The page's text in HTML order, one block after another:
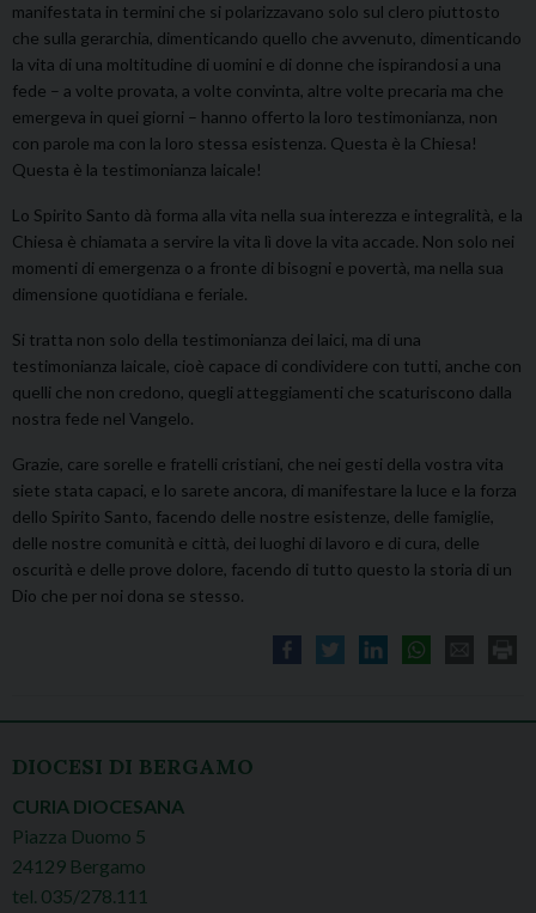
manifestata in termini che si polarizzavano solo sul clero piuttosto
che sulla gerarchia, dimenticando quello che avvenuto, dimenticando
la vita di una moltitudine di uomini e di donne che ispirandosi a una
fede – a volte provata, a volte convinta, altre volte precaria ma che
emergeva in quei giorni – hanno offerto la loro testimonianza, non
con parole ma con la loro stessa esistenza. Questa è la Chiesa!
Questa è la testimonianza laicale!
Lo Spirito Santo dà forma alla vita nella sua interezza e integralità, e la
Chiesa è chiamata a servire la vita lì dove la vita accade. Non solo nei
momenti di emergenza o a fronte di bisogni e povertà, ma nella sua
dimensione quotidiana e feriale.
Si tratta non solo della testimonianza dei laici, ma di una
testimonianza laicale, cioè capace di condividere con tutti, anche con
quelli che non credono, quegli atteggiamenti che scaturiscono dalla
nostra fede nel Vangelo.
Grazie, care sorelle e fratelli cristiani, che nei gesti della vostra vita
siete stata capaci, e lo sarete ancora, di manifestare la luce e la forza
dello Spirito Santo, facendo delle nostre esistenze, delle famiglie,
delle nostre comunità e città, dei luoghi di lavoro e di cura, delle
oscurità e delle prove dolore, facendo di tutto questo la storia di un
Dio che per noi dona se stesso.
DIOCESI DI BERGAMO
CURIA DIOCESANA
Piazza Duomo 5
24129 Bergamo
tel. 035/278.111